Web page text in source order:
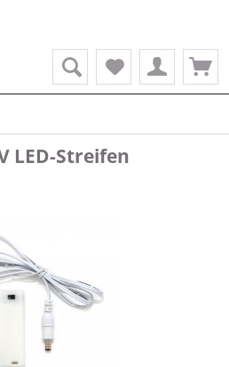
LED-Streifen